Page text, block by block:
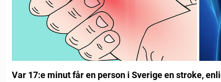
Var 17:e minut får en person i Sverige en stroke,